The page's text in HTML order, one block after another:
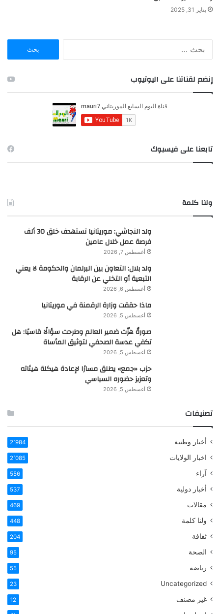
يناير 31, 2025
ن
:
إنضم لقناتنا على اليوتيوب
تابعنا على فيسبوك
ولنا كلمة
ولد النجاشي: موريتانيا تستهدف خلق 30 ألف
فرصة عمل خلال عامين
أغسطس 7, 2026
ولد بلال: التعاون بين البرلمان والحكومة لا يعني
التبعية أو التخلي عن الرقابة
أغسطس 6, 2026
ماذا حققت وزارة الرقمنة في موريتانيا
أغسطس 5, 2026
صورةٌ هزّت ضمير العالم وطرحت سؤالًا قاسيًا: هل
تكفي عدسة الصحفي لتوثيق المأساة
أغسطس 5, 2026
حزب «جمع» يطلق مسارًا لإعادة هيكلة هيئاته
وتعزيز حضوره السياسي
أغسطس 5, 2026
تصنيفات
أخبار وطنية 2٬984
اخبار الولايات 2٬085
آراء 556
أخبار دولية 537
مقالات 469
ولنا كلمة 448
ثقافة 204
الصحة 95
رياضة 55
Uncategorized
23
غير مصنف 12